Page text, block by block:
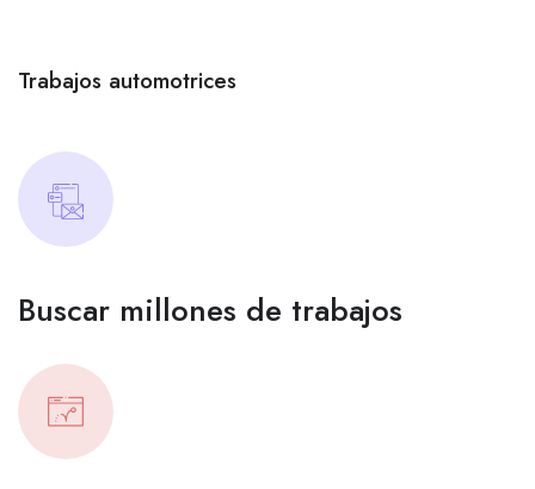
Trabajos automotrices
Buscar millones de trabajos